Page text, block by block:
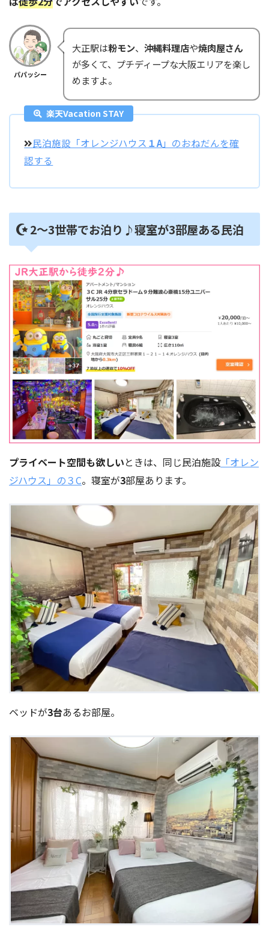
パパッシー
大正駅は粉モン、 沖縄料理店や焼肉屋さん
が多くて、プチディープな大阪エリアを楽し
めますよ。
楽天Vacation STAY
民泊施設「オレンジハウス １A」のおねだんを確
認する
2～3世帯でお泊り♪寝室が3部屋ある民泊
プライベート空間も欲しいときは、同じ民泊施設 「オレン
ジハウス」の３C。寝室が3部屋あります。
ベッドが3台あるお部屋。